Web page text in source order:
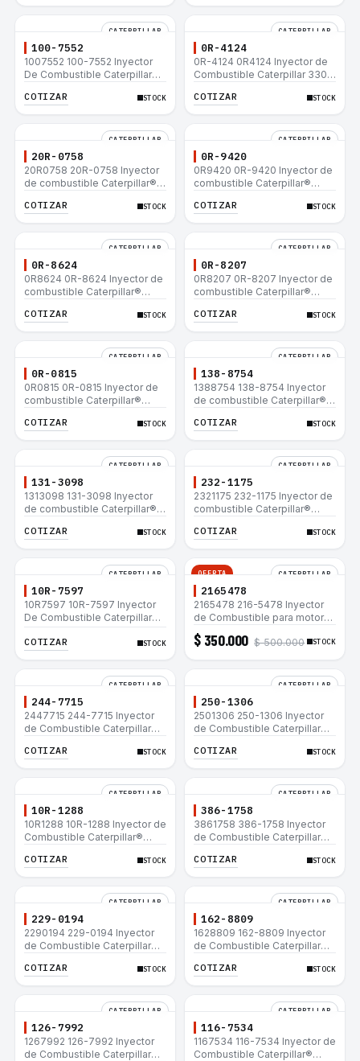
CATERPILLAR
100-7552
1007552 100-7552 Inyector
De Combustible Caterpillar®
12H 140G 950B
COTIZAR STOCK
CATERPILLAR
0R-4124
0R-4124 0R4124 Inyector de
Combustible Caterpillar 3306
160H D6R D6H D6R
COTIZAR STOCK
CATERPILLAR
20R-0758
20R0758 20R-0758 Inyector
de combustible Caterpillar®
657E 631E 988F II
COTIZAR STOCK
CATERPILLAR
0R-9420
0R9420 0R-9420 Inyector de
combustible Caterpillar®
657E 631E 988F II
COTIZAR STOCK
CATERPILLAR
0R-8624
0R8624 0R-8624 Inyector de
combustible Caterpillar®
657E 631E 988F II
COTIZAR STOCK
CATERPILLAR
0R-8207
0R8207 0R-8207 Inyector de
combustible Caterpillar®
657E 631E 988F II
COTIZAR STOCK
CATERPILLAR
0R-0815
0R0815 0R-0815 Inyector de
combustible Caterpillar®
657E 631E 988F II
COTIZAR STOCK
CATERPILLAR
138-8754
1388754 138-8754 Inyector
de combustible Caterpillar®
657E 631E 988F II
COTIZAR STOCK
CATERPILLAR
131-3098
1313098 131-3098 Inyector
de combustible Caterpillar®
657E 631E 988F II
COTIZAR STOCK
CATERPILLAR
232-1175
2321175 232-1175 Inyector de
combustible Caterpillar®
657E 631E 988F II
COTIZAR STOCK
CATERPILLAR
10R-7597
10R7597 10R-7597 Inyector
De Combustible Caterpillar®
320C 320C L
COTIZAR STOCK
OFERTA CATERPILLAR
2165478
2165478 216-5478 Inyector
de Combustible para motor
Caterpillar 3044C
minicargador 236B 246B
$ 350.000 $ 500.000 STOCK
CATERPILLAR
244-7715
2447715 244-7715 Inyector
de Combustible Caterpillar®
980H
COTIZAR STOCK
CATERPILLAR
250-1306
2501306 250-1306 Inyector
de Combustible Caterpillar®
3516C 854G 992G
COTIZAR STOCK
CATERPILLAR
10R-1288
10R1288 10R-1288 Inyector de
Combustible Caterpillar®
3516C 854G 992G
COTIZAR STOCK
CATERPILLAR
386-1758
3861758 386-1758 Inyector
de Combustible Caterpillar®
3516C 854G 992G
COTIZAR STOCK
CATERPILLAR
229-0194
2290194 229-0194 Inyector
de Combustible Caterpillar®
3516C 854G 992G
COTIZAR STOCK
CATERPILLAR
162-8809
1628809 162-8809 Inyector
de Combustible Caterpillar®
3516C 854G 992G
COTIZAR STOCK
CATERPILLAR
126-7992
1267992 126-7992 Inyector
de Combustible Caterpillar®
CATERPILLAR
116-7534
1167534 116-7534 Inyector de
Combustible Caterpillar®